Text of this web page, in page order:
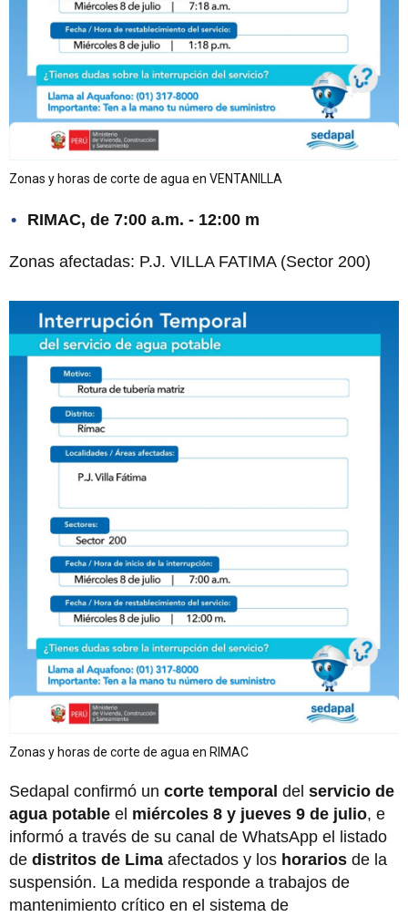
Zonas y horas de corte de agua en VENTANILLA
RIMAC, de 7:00 a.m. - 12:00 m
Zonas afectadas: P.J. VILLA FATIMA (Sector 200)
Zonas y horas de corte de agua en RIMAC
Sedapal confirmó un corte temporal del servicio de
agua potable el miércoles 8 y jueves 9 de julio, e
informó a través de su canal de WhatsApp el listado
de distritos de Lima afectados y los horarios de la
suspensión. La medida responde a trabajos de
mantenimiento crítico en el sistema de